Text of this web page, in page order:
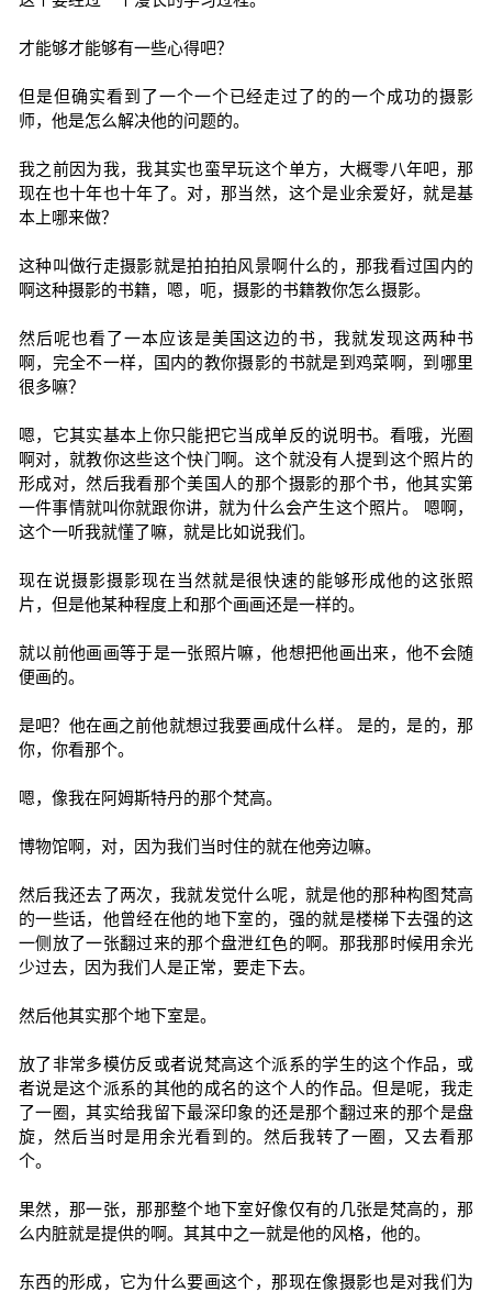
才能够才能够有一些心得吧？
但是但确实看到了一个一个已经走过了的的一个成功的摄影
师，他是怎么解决他的问题的。
我之前因为我，我其实也蛮早玩这个单方，大概零八年吧，那
现在也十年也十年了。对，那当然，这个是业余爱好，就是基
本上哪来做？
这种叫做行走摄影就是拍拍拍风景啊什么的，那我看过国内的
啊这种摄影的书籍，嗯，呃，摄影的书籍教你怎么摄影。
然后呢也看了一本应该是美国这边的书，我就发现这两种书
啊，完全不一样，国内的教你摄影的书就是到鸡菜啊，到哪里
很多嘛？
嗯，它其实基本上你只能把它当成单反的说明书。看哦，光圈
啊对，就教你这些这个快门啊。这个就没有人提到这个照片的
形成对，然后我看那个美国人的那个摄影的那个书，他其实第
一件事情就叫你就跟你讲，就为什么会产生这个照片。 嗯啊，
这个一听我就懂了嘛，就是比如说我们。
现在说摄影摄影现在当然就是很快速的能够形成他的这张照
片，但是他某种程度上和那个画画还是一样的。
就以前他画画等于是一张照片嘛，他想把他画出来，他不会随
便画的。
是吧？他在画之前他就想过我要画成什么样。 是的，是的，那
你，你看那个。
嗯，像我在阿姆斯特丹的那个梵高。
博物馆啊，对，因为我们当时住的就在他旁边嘛。
然后我还去了两次，我就发觉什么呢，就是他的那种构图梵高
的一些话，他曾经在他的地下室的，强的就是楼梯下去强的这
一侧放了一张翻过来的那个盘泄红色的啊。那我那时候用余光
少过去，因为我们人是正常，要走下去。
然后他其实那个地下室是。
放了非常多模仿反或者说梵高这个派系的学生的这个作品，或
者说是这个派系的其他的成名的这个人的作品。但是呢，我走
了一圈，其实给我留下最深印象的还是那个翻过来的那个是盘
旋，然后当时是用余光看到的。然后我转了一圈，又去看那
个。
果然，那一张，那那整个地下室好像仅有的几张是梵高的，那
么内脏就是提供的啊。其其中之一就是他的风格，他的。
东西的形成，它为什么要画这个，那现在像摄影也是对我们为